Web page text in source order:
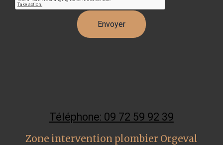
Téléphone: 09 72 59 92 39
Zone intervention plombier Orgeval